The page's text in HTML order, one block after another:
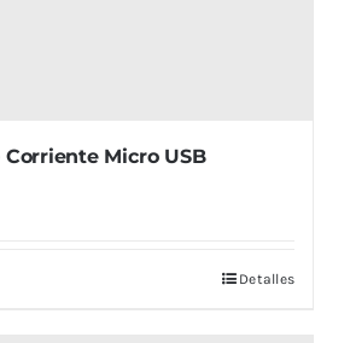
Micro USB
Detalles